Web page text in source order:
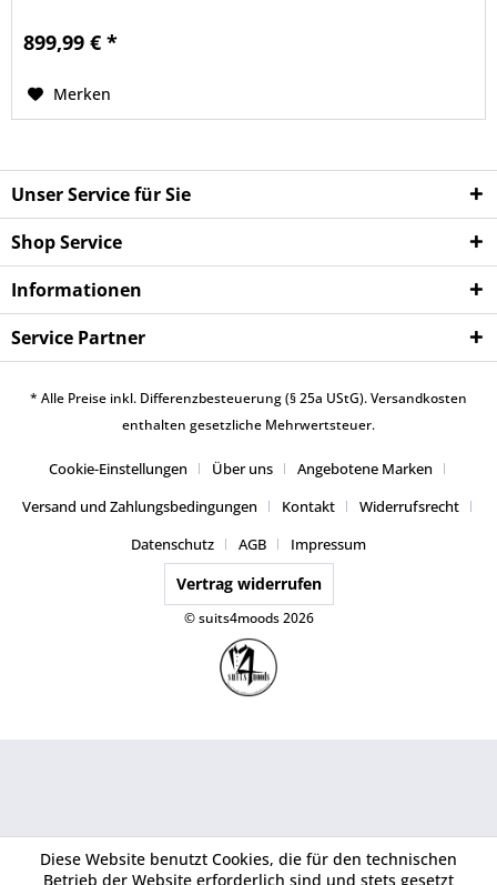
899,99 € *
Merken
Unser Service für Sie
Shop Service
Informationen
Service Partner
* Alle Preise inkl. Differenzbesteuerung (§ 25a UStG).Versandkosten
enthalten gesetzliche Mehrwertsteuer.
Cookie-Einstellungen Über uns
Angebotene Marken
Versand und Zahlungsbedingungen
Kontakt
Widerrufsrecht
Datenschutz
AGB Impressum
Vertrag widerrufen
© suits4moods 2026
Diese Website benutzt Cookies, die für den technischen
Betrieb der Website erforderlich sind und stets gesetzt